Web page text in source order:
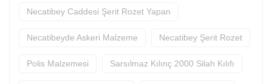
Necatibey Caddesi Şerit Rozet Yapan
Necatibeyde Askeri Malzeme Necatibey Şerit Rozet
Polis Malzemesi Sarsılmaz Kılınç 2000 Silah Kılıfı